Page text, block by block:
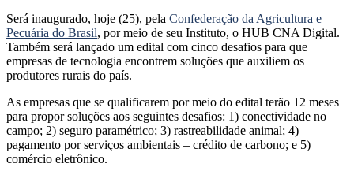
Será inaugurado, hoje (25), pela Confederação da Agricultura e
Pecuária do Brasil, por meio de seu Instituto, o HUB CNA Digital.
Também será lançado um edital com cinco desafios para que
empresas de tecnologia encontrem soluções que auxiliem os
produtores rurais do país.
As empresas que se qualificarem por meio do edital terão 12 meses
para propor soluções aos seguintes desafios: 1) conectividade no
campo; 2) seguro paramétrico; 3) rastreabilidade animal; 4)
pagamento por serviços ambientais – crédito de carbono; e 5)
comércio eletrônico.